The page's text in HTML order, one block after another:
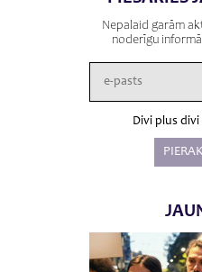
Nepalaid garām
noderīgu
Divi plus divi